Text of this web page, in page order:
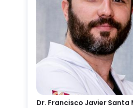
Dr. Francisco Javier Santa